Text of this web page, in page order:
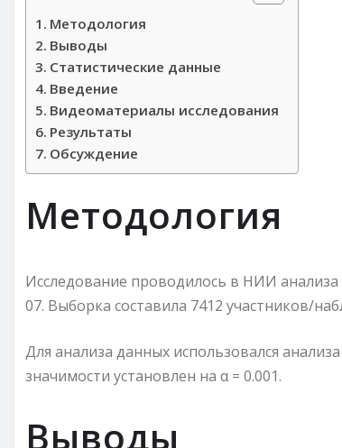
Методология
Выводы
Статистические данные
Введение
Видеоматериалы исследования
Результаты
Обсуждение
Методология
Исследование проводилось в НИИ
07. Выборка составила 7412 участников/
Для анализа данных использовался
значимости установлен на α = 0.001.
Выводы